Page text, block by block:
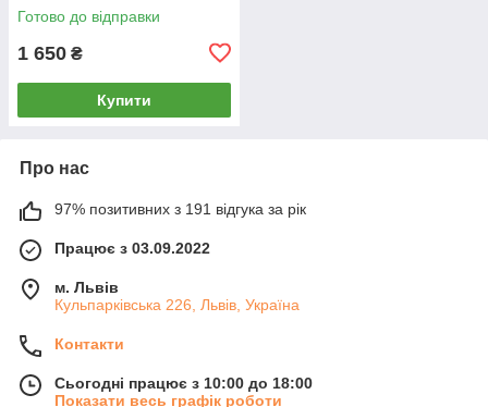
Готово до відправки
1 650 ₴
Купити
Про нас
97% позитивних з 191 відгука за рік
Працює з 03.09.2022
м. Львів
Кульпарківська 226, Львів, Україна
Контакти
Сьогодні працює з 10:00 до 18:00
Показати весь графік роботи